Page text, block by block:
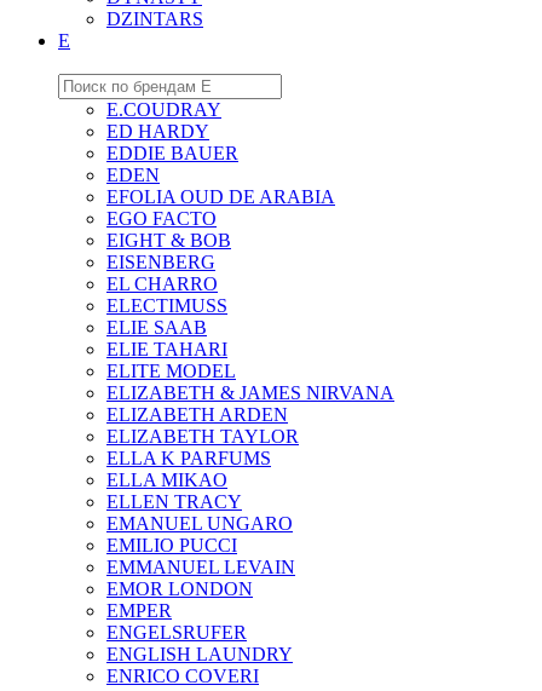
DZINTARS
E
E.COUDRAY
ED HARDY
EDDIE BAUER
EDEN
EFOLIA OUD DE ARABIA
EGO FACTO
EIGHT & BOB
EISENBERG
EL CHARRO
ELECTIMUSS
ELIE SAAB
ELIE TAHARI
ELITE MODEL
ELIZABETH & JAMES NIRVANA
ELIZABETH ARDEN
ELIZABETH TAYLOR
ELLA K PARFUMS
ELLA MIKAO
ELLEN TRACY
EMANUEL UNGARO
EMILIO PUCCI
EMMANUEL LEVAIN
EMOR LONDON
EMPER
ENGELSRUFER
ENGLISH LAUNDRY
ENRICO COVERI